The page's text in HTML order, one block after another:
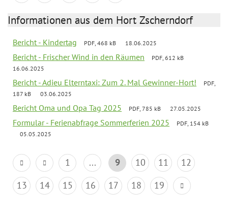
Informationen aus dem Hort Zscherndorf
Bericht - Kindertag PDF, 468 kB 18.06.2025
Bericht - Frischer Wind in den Räumen
PDF, 612 kB
16.06.2025
Bericht - Adieu Elterntaxi: Zum 2. Mal Gewinner-Hort!
PDF,
187 kB
03.06.2025
Bericht Oma und Opa Tag 2025 PDF, 785 kB 27.05.2025
Formular - Ferienabfrage Sommerferien 2025
PDF, 154 kB
05.05.2025
1 ... 9 10 11
12
13
14 15 16 17 18 19